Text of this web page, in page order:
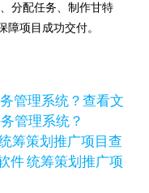
分配任务、制作甘特
障项目成功交付。
查看文
管理系统？
查
件 统筹策划推广项